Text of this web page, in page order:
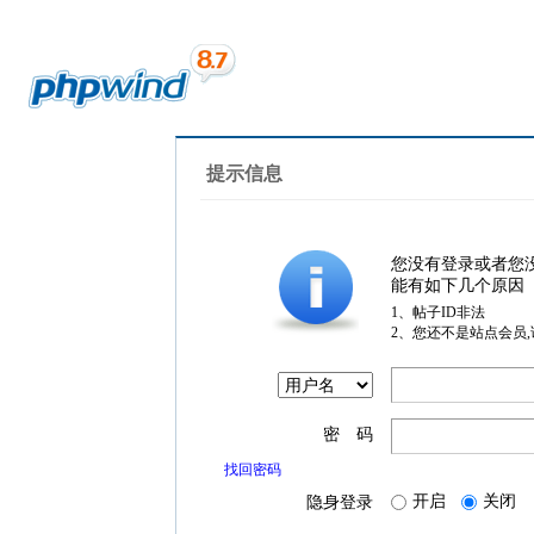
提示信息
您没有登录或者您
能有如下几个原因
1、帖子ID非法
2、您还不是站点会员
密 码
找回密码
隐身登录 开启 关闭